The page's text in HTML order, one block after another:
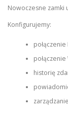
Nowoczesne zamki
Konfigurujemy:
połączenie
historię